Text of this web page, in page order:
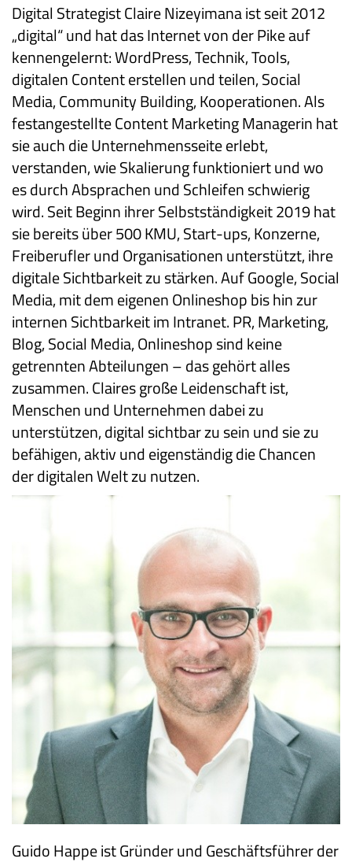
Digital Strategist Claire Nizeyimana ist seit 2012
„digital“ und hat das Internet von der Pike auf
kennengelernt: WordPress, Technik, Tools,
digitalen Content erstellen und teilen, Social
Media, Community Building, Kooperationen. Als
festangestellte Content Marketing Managerin hat
sie auch die Unternehmensseite erlebt,
verstanden, wie Skalierung funktioniert und wo
es durch Absprachen und Schleifen schwierig
wird. Seit Beginn ihrer Selbstständigkeit 2019 hat
sie bereits über 500 KMU, Start-ups, Konzerne,
Freiberufler und Organisationen unterstützt, ihre
digitale Sichtbarkeit zu stärken. Auf Google, Social
Media, mit dem eigenen Onlineshop bis hin zur
internen Sichtbarkeit im Intranet. PR, Marketing,
Blog, Social Media, Onlineshop sind keine
getrennten Abteilungen – das gehört alles
zusammen. Claires große Leidenschaft ist,
Menschen und Unternehmen dabei zu
unterstützen, digital sichtbar zu sein und sie zu
befähigen, aktiv und eigenständig die Chancen
der digitalen Welt zu nutzen.
Guido Happe ist Gründer und Geschäftsführer der